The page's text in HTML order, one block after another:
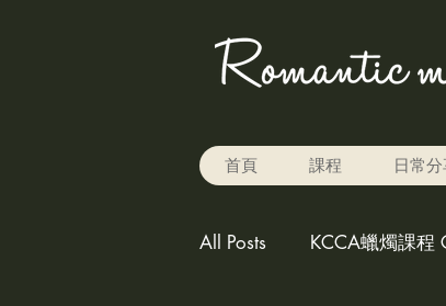
首頁 課程 日常
All Posts KCCA蠟燭課程